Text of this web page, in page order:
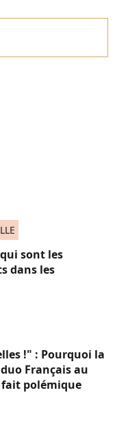
sont les
dans les
!" : Pourquoi la
Français au
fait polémique